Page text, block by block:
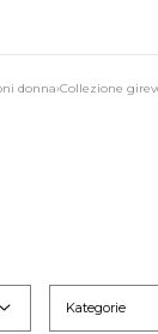
donna›Collezione
Kategorie